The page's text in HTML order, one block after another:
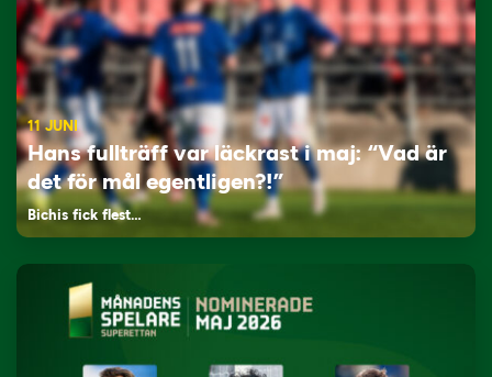
11 JUNI
Hans fullträff var läckrast i maj: “Vad är
det för mål egentligen?!”
Bichis fick flest…